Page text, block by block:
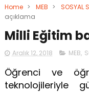
Home > MEB > SOSYAL
açıklama
Milli Eğitim
Aralık 12, 2018 MEB,
Öğrenci ve
teknolojileriyle